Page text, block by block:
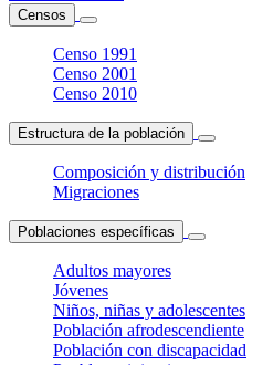
Censos
Censo 1991
Censo 2001
Censo 2010
Estructura de la población
Composición y distribución
Migraciones
Poblaciones específicas
Adultos mayores
Jóvenes
Niños, niñas y adolescentes
Población afrodescendiente
Población con discapacidad